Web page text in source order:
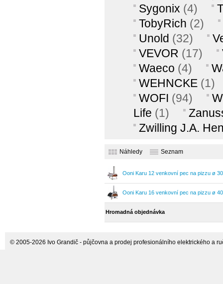
Sygonix (4)
TobyRich (2)
Unold (32)
VEVOR (17)
Waeco (4)
WEHNCKE (1)
WOFI (94)
Life (1)
Zwilling J.A.
Náhledy Seznam
Ooni Karu 12 venkovní pec na pizzu ø
Ooni Karu 16 venkovní pec na pizzu ø
Hromadná objednávka
© 2005-2026 Ivo Grandič - půjčovna a prodej profesionálního elektrického a